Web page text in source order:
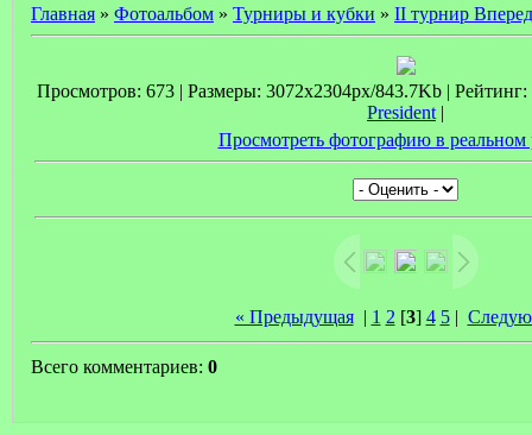
Главная » Фотоальбом » Турниры и кубки » II турнир
Просмотров: 673 | Размеры: 3072x2304px/843.7Kb |
President |
Просмотреть фотографию в реальном
« Предыдущая| 1 2 [3] 4 5|
Всего комментариев: 0